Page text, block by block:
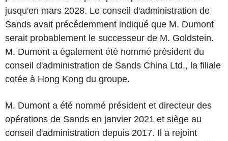
jusqu'en mars 2028. Le conseil d'administration de
Sands avait précédemment indiqué que M. Dumont
serait probablement le successeur de M. Goldstein.
M. Dumont a également été nommé président du
conseil d'administration de Sands China Ltd., la filiale
cotée à Hong Kong du groupe.
M. Dumont a été nommé président et directeur des
opérations de Sands en janvier 2021 et siège au
conseil d'administration depuis 2017. Il a rejoint